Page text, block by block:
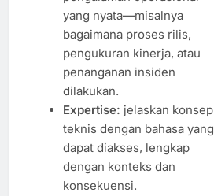
yang nyata—misalnya
bagaimana proses rilis,
pengukuran kinerja, atau
penanganan insiden
dilakukan.
Expertise: jelaskan konsep
teknis dengan bahasa yang
dapat diakses, lengkap
dengan konteks dan
konsekuensi.